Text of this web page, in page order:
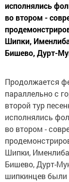
исполнялись
во втором -
Шипки,
Бишево, Дурт-
Продолжается
параллельно с
второй тур
исполнялись
во втором -
Шипки,
Бишево, Дурт-
шипкинцев были